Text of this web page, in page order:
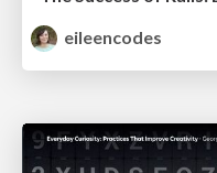
eileencodes